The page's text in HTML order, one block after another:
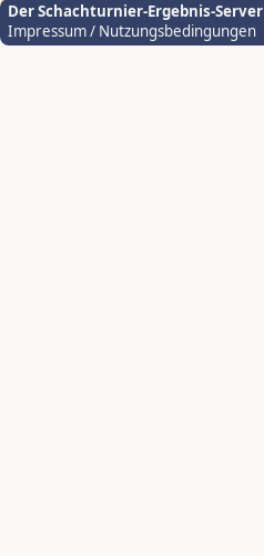
Der Schachturnier-Ergebnis-Server
Impressum / Nutzungsbedingungen